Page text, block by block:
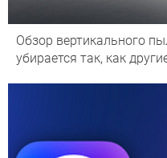
Обзор вертикального
убирается так, как